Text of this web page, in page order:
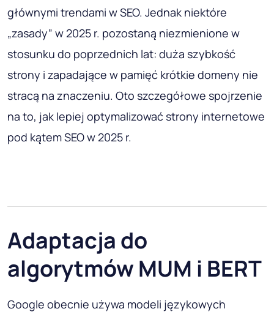
głównymi trendami w SEO. Jednak niektóre
„zasady” w 2025 r. pozostaną niezmienione w
stosunku do poprzednich lat: duża szybkość
strony i zapadające w pamięć krótkie domeny nie
stracą na znaczeniu. Oto szczegółowe spojrzenie
na to, jak lepiej optymalizować strony internetowe
pod kątem SEO w 2025 r.
Adaptacja do
algorytmów MUM i BERT
Google obecnie używa modeli językowych